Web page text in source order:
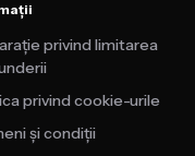
privind limitarea
privind cookie-urile
și condiții